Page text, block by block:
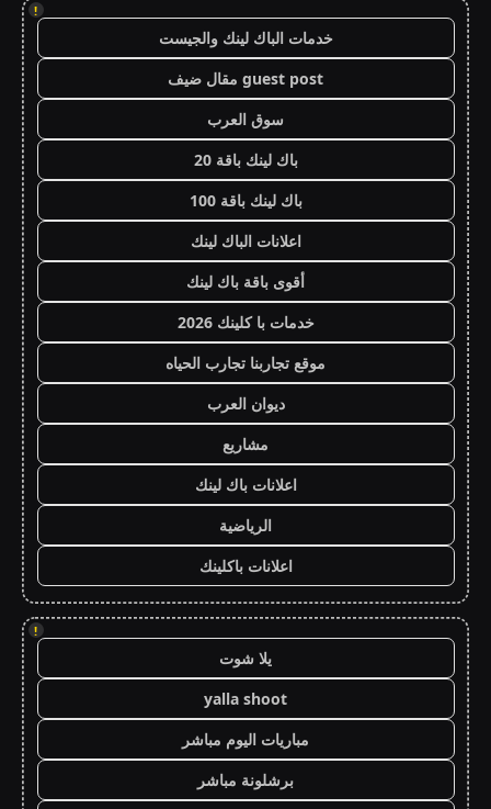
!
خدمات الباك لينك والجيست
guest post مقال ضيف
سوق العرب
باك لينك باقة 20
باك لينك باقة 100
اعلانات الباك لينك
أقوى باقة باك لينك
خدمات با كلينك 2026
موقع تجاربنا تجارب الحياه
ديوان العرب
مشاريع
اعلانات باك لينك
الرياضية
اعلانات باكلينك
!
يلا شوت
yalla shoot
مباريات اليوم مباشر
برشلونة مباشر